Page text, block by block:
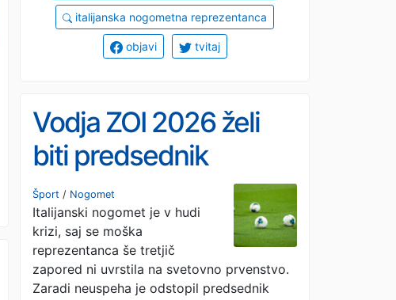
italijanska nogometna reprezentanca
objavi tvitaj
Vodja ZOI 2026 želi
biti predsednik
italijanske nogometne
zveze
Šport / Nogomet
Italijanski nogomet je v hudi
krizi, saj se moška
reprezentanca še tretjič
zapored ni uvrstila na svetovno prvenstvo.
Zaradi neuspeha je odstopil predsednik